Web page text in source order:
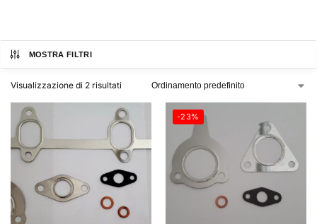
MOSTRA FILTRI
Visualizzazione di 2 risultati
-23%